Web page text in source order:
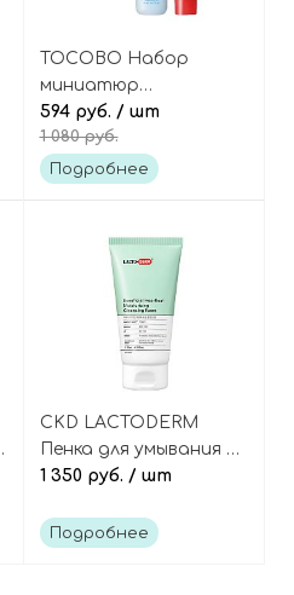
TOCOBO Набор
миниатюр
(гидрофильное
масло+пенка для
умывания), Double
594 руб. / шт
1 080 руб.
Подробнее
CKD LACTODERM
Пенка для умывания с
хауттюйнией и
Beneficial Heartleaf
1 350 руб. / шт
Подробнее